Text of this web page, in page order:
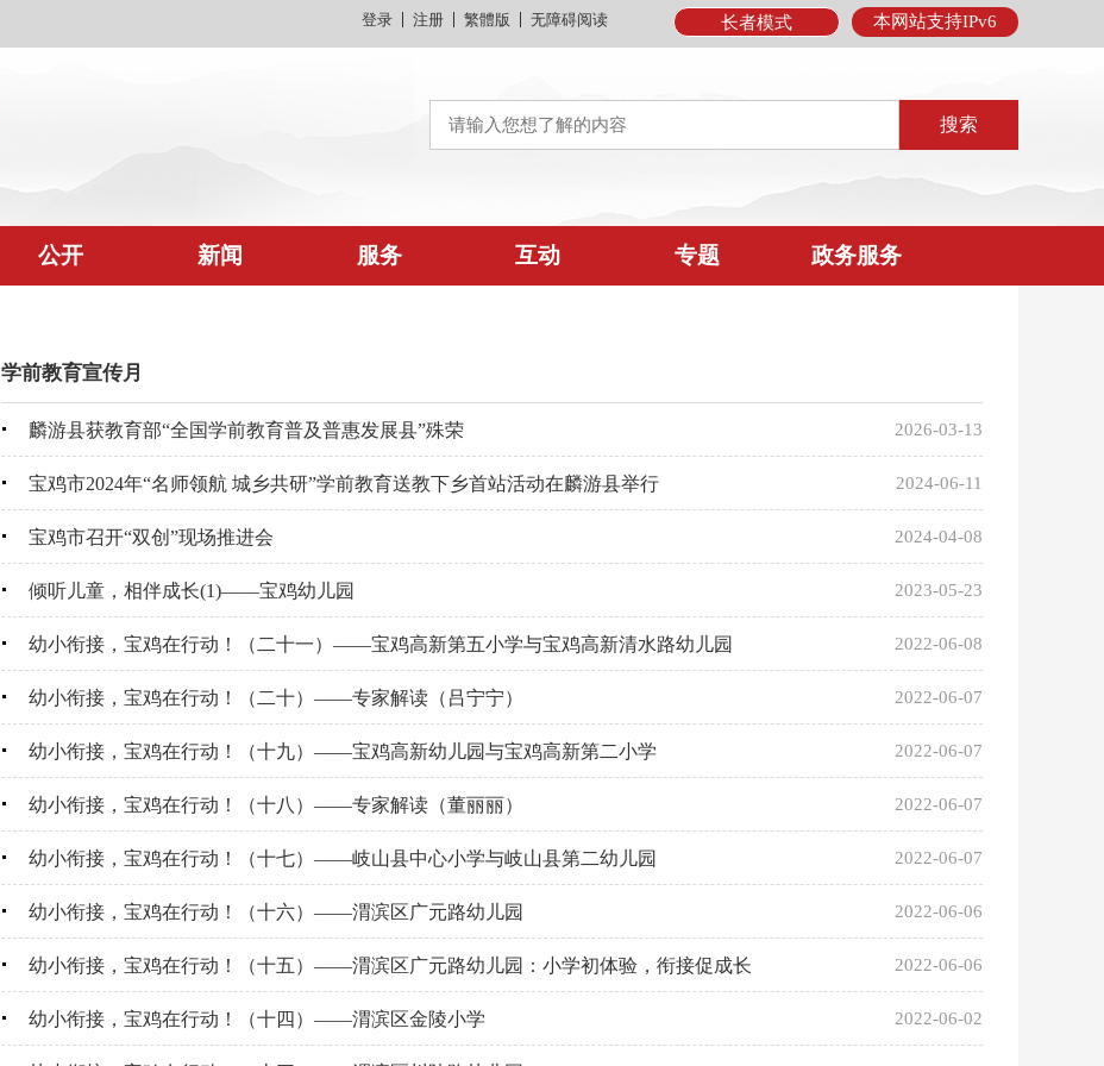
本网站支持IPv6
长者模式
登录 注册 繁體版 无障碍阅读
公开 新闻 服务 互动 专题 政务服务
学前教育宣传月
麟游县获教育部“全国学前教育普及普惠发展县”殊荣 2026-03-13
宝鸡市2024年“名师领航 城乡共研”学前教育送教下乡首站活动在麟游县举行 2024-06-11
宝鸡市召开“双创”现场推进会 2024-04-08
倾听儿童，相伴成长(1)——宝鸡幼儿园 2023-05-23
幼小衔接，宝鸡在行动！（二十一）——宝鸡高新第五小学与宝鸡高新清水路幼儿园 2022-06-08
幼小衔接，宝鸡在行动！（二十）——专家解读（吕宁宁） 2022-06-07
幼小衔接，宝鸡在行动！（十九）——宝鸡高新幼儿园与宝鸡高新第二小学 2022-06-07
幼小衔接，宝鸡在行动！（十八）——专家解读（董丽丽） 2022-06-07
幼小衔接，宝鸡在行动！（十七）——岐山县中心小学与岐山县第二幼儿园 2022-06-07
幼小衔接，宝鸡在行动！（十六）——渭滨区广元路幼儿园 2022-06-06
幼小衔接，宝鸡在行动！（十五）——渭滨区广元路幼儿园：小学初体验，衔接促成长 2022-06-06
幼小衔接，宝鸡在行动！（十四）——渭滨区金陵小学 2022-06-02